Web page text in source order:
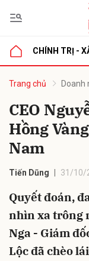
CHÍNH TRỊ -
Trang chủ Doanh
CEO
Hồng
Nam
Tiến Dũng 31/10/
Quyết đoán,
nhìn xa trông
Nga - Giám
Lộc đã chèo
luận